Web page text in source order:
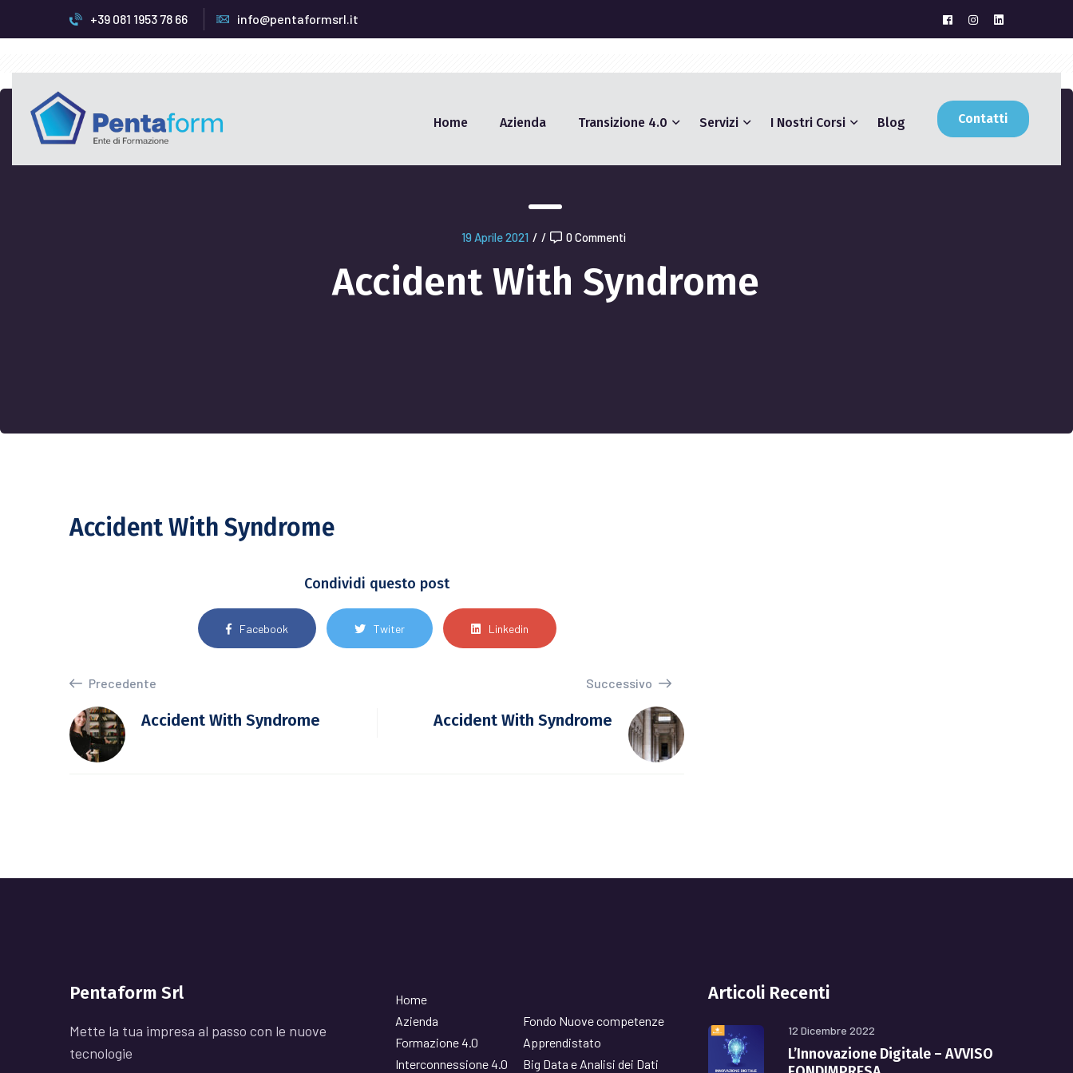
+39 081 1953 78 66 info@pentaformsrl.it
Home Azienda Transizione 4.0 Servizi I Nostri Corsi Blog Contatti
19 Aprile 2021 / / 0 Commenti
Accident With Syndrome
Accident With Syndrome
Condividi questo post
Facebook Twiter Linkedin
Precedente
Accident With Syndrome
Successivo
Accident With Syndrome
Pentaform Srl
Mette la tua impresa al passo con le nuove
tecnologie
Home
Azienda
Formazione 4.0
Interconnessione 4.0
Fondo Nuove competenze
Apprendistato
Big Data e Analisi dei Dati
Articoli Recenti
12 Dicembre 2022
L’Innovazione Digitale – AVVISO